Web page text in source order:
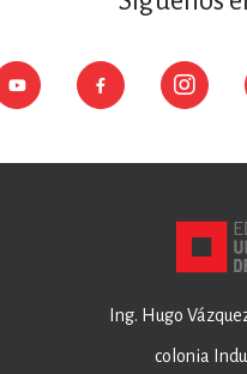
Ing. Hugo
colonia